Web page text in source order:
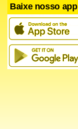
Baixe nosso app